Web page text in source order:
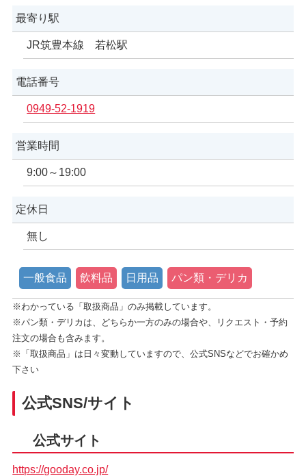
最寄り駅
JR筑豊本線 若松駅
電話番号
0949-52-1919
営業時間
9:00～19:00
定休日
無し
一般食品 飲料品 日用品 パン類・デリカ
※わかっている「取扱商品」のみ掲載しています。
※パン類・デリカは、どちらか一方のみの場合や、リクエスト・予約
注文の場合も含みます。
※「取扱商品」は日々変動していますので、公式SNSなどでお確かめ
下さい
公式SNS/サイト
公式サイト
https://gooday.co.jp/